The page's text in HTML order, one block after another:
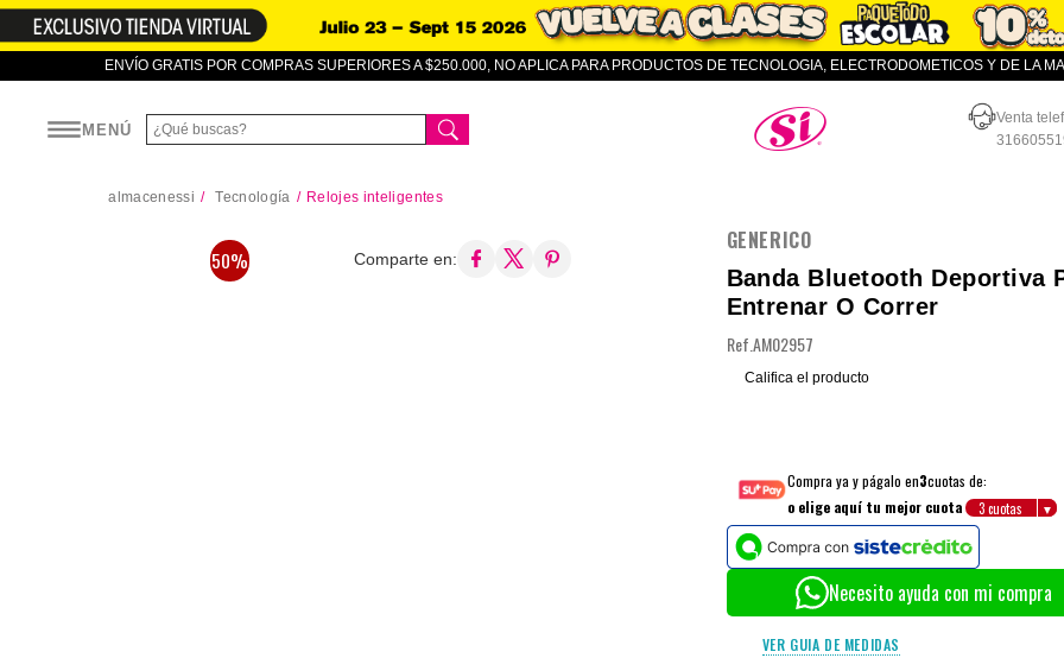
ENVÍO GRATIS POR COMPRAS SUPERIORES A $250.000, NO APLICA PARA PRODUCTOS DE TECNOLOGIA, ELECTRODOMETICOS Y DE LA
MENÚ
Almacenes SI
Venta
almacenessi Tecnología Relojes inteligentes
50% Comparte en:
GENERICO
Banda Bluetooth Deportiva
Entrenar O Correr
Ref.AM02957
Califica el producto
Compra ya y págalo en3cuotas de:
o elige aquí tu mejor cuota
Necesito ayuda con mi compra
VER GUIA DE MEDIDAS